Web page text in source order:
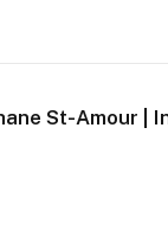
St-Amour |